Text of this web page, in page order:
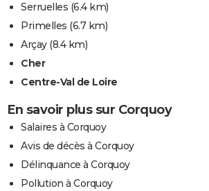
Serruelles (6.4 km)
Primelles (6.7 km)
Arçay(8.4 km)
Cher
Centre-Val de Loire
En savoir plus sur Corquoy
Salaires à Corquoy
Avis de décès à Corquoy
Délinquance à Corquoy
Pollution à Corquoy